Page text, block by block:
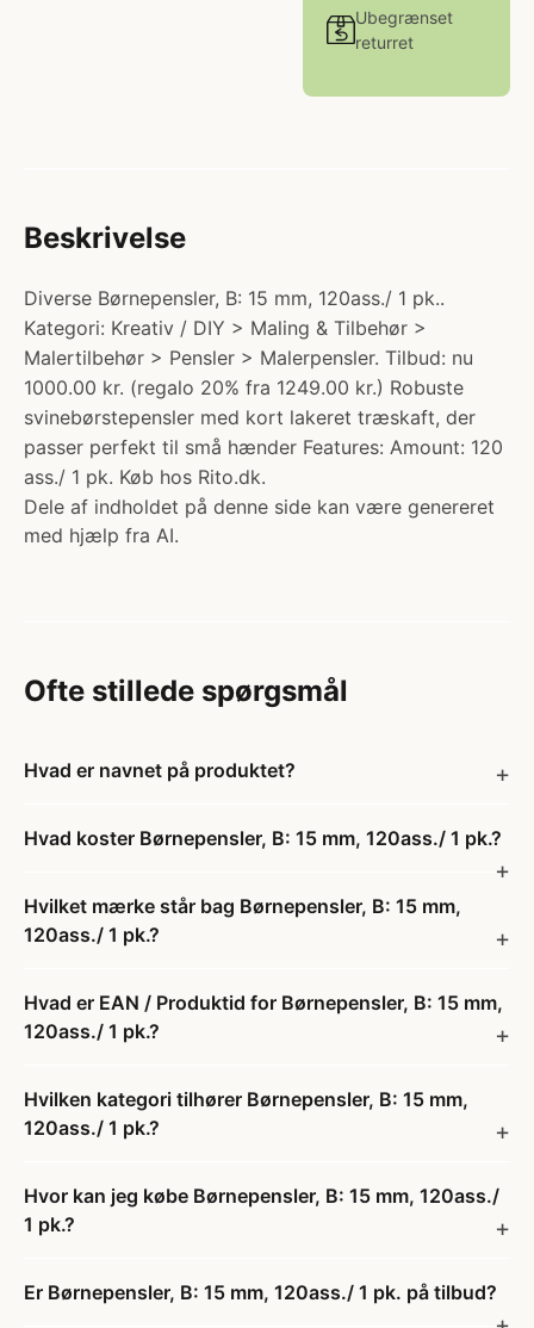
Ubegrænset
returret
Beskrivelse
Diverse Børnepensler, B: 15 mm, 120ass./ 1 pk..
Kategori: Kreativ / DIY > Maling & Tilbehør >
Malertilbehør > Pensler > Malerpensler. Tilbud: nu
1000.00 kr. (regalo 20% fra 1249.00 kr.) Robuste
svinebørstepensler med kort lakeret træskaft, der
passer perfekt til små hænder Features: Amount: 120
ass./ 1 pk. Køb hos Rito.dk.
Dele af indholdet på denne side kan være genereret
med hjælp fra AI.
Ofte stillede spørgsmål
Hvad er navnet på produktet?
Hvad koster Børnepensler, B: 15 mm, 120ass./ 1 pk.?
Hvilket mærke står bag Børnepensler, B: 15 mm,
120ass./ 1 pk.?
Hvad er EAN / Produktid for Børnepensler, B: 15 mm,
120ass./ 1 pk.?
Hvilken kategori tilhører Børnepensler, B: 15 mm,
120ass./ 1 pk.?
Hvor kan jeg købe Børnepensler, B: 15 mm, 120ass./
1 pk.?
Er Børnepensler, B: 15 mm, 120ass./ 1 pk. på tilbud?